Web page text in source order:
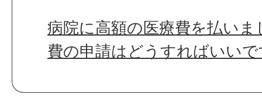
病院に高額の医療費を払い
費の申請はどうすればいい